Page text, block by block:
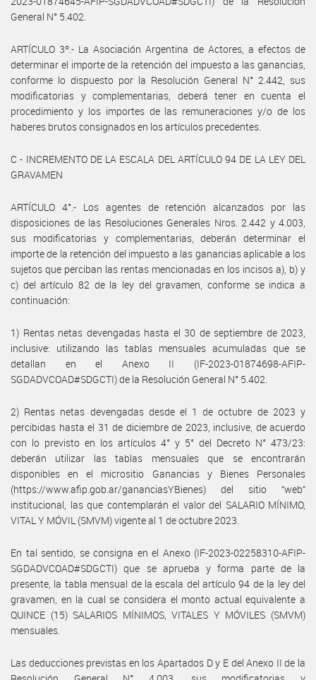
General N° 5.402.
ARTÍCULO 3º.- La Asociación Argentina de Actores, a efectos de
determinar el importe de la retención del impuesto a las ganancias,
conforme lo dispuesto por la Resolución General N° 2.442, sus
modificatorias y complementarias, deberá tener en cuenta el
procedimiento y los importes de las remuneraciones y/o de los
haberes brutos consignados en los artículos precedentes.
C - INCREMENTO DE LA ESCALA DEL ARTÍCULO 94 DE LA LEY DEL
GRAVAMEN
ARTÍCULO 4°.- Los agentes de retención alcanzados por las
disposiciones de las Resoluciones Generales Nros. 2.442 y 4.003,
sus modificatorias y complementarias, deberán determinar el
importe de la retención del impuesto a las ganancias aplicable a los
sujetos que perciban las rentas mencionadas en los incisos a), b) y
c) del artículo 82 de la ley del gravamen, conforme se indica a
continuación:
1) Rentas netas devengadas hasta el 30 de septiembre de 2023,
inclusive: utilizando las tablas mensuales acumuladas que se
detallan en el Anexo II (IF-2023-01874698-AFIP-
SGDADVCOAD#SDGCTI) de la Resolución General N° 5.402.
2) Rentas netas devengadas desde el 1 de octubre de 2023 y
percibidas hasta el 31 de diciembre de 2023, inclusive, de acuerdo
con lo previsto en los artículos 4° y 5° del Decreto N° 473/23:
deberán utilizar las tablas mensuales que se encontrarán
disponibles en el micrositio Ganancias y Bienes Personales
(https://www.afip.gob.ar/gananciasYBienes) del sitio “web”
institucional, las que contemplarán el valor del SALARIO MÍNIMO,
VITAL Y MÓVIL (SMVM) vigente al 1 de octubre 2023.
En tal sentido, se consigna en el Anexo (IF-2023-02258310-AFIP-
SGDADVCOAD#SDGCTI) que se aprueba y forma parte de la
presente, la tabla mensual de la escala del artículo 94 de la ley del
gravamen, en la cual se considera el monto actual equivalente a
QUINCE (15) SALARIOS MÍNIMOS, VITALES Y MÓVILES (SMVM)
mensuales.
Las deducciones previstas en los Apartados D y E del Anexo II de la